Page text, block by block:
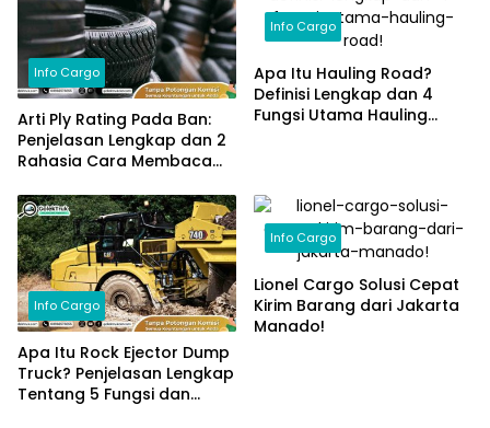
Info Cargo
Arti Ply Rating Pada Ban:
Penjelasan Lengkap dan 2
Rahasia Cara Membaca
Info Cargo
Apa Itu Hauling Road?
Definisi Lengkap dan 4
Fungsi Utama Hauling
Info Cargo
Apa Itu Rock Ejector Dump
Truck? Penjelasan Lengkap
Tentang 5 Fungsi dan
Info Cargo
Lionel Cargo Solusi Cepat
Kirim Barang dari Jakarta
Manado!